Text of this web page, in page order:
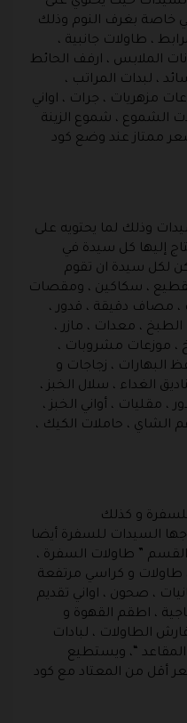
خاصة بغرف النوم وذلك
، طاولات جانبية ،
الملابس ، ارفف الحائط
، لبدات المراتب ،
مزهريات ، جرات ، اواني
الشموع ، شموع الزينة
ممتاز عند وضع كود
وذلك لما يحتويه على
إليها كل سيدة في
لكل سيدة ان تقوم
تقطيع ، سكاكين ، ومقصات
مصاف دقيقة ، قدور ،
، معدات ، مازر ،
، موزعات مشروبات ،
البهارات ، زجاجات و
الغداء ، سلال الخبز ،
، مقليات ، أواني الخبز ،
الشاي ، حاملات الكيك ،
و كذلك
السيدات للسفرة أيضا
القسم ” طاولات السفرة ،
طاولات و كراسي مرتفعة
، صحون ، اواني تقديم
، اطقم القهوة و
الطاولات ، لبادات
“، ويستطيع
أقل من المعتاد مع كود